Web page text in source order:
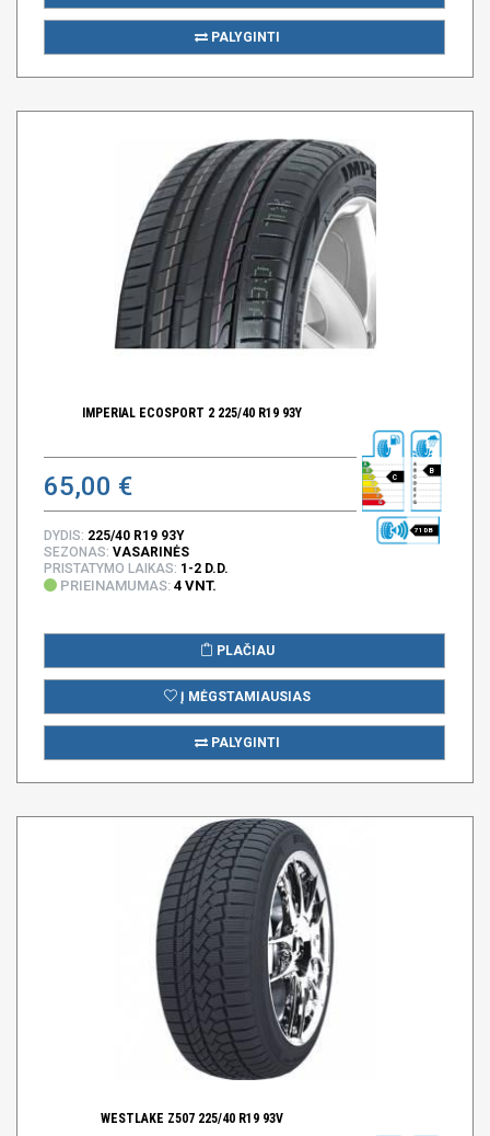
PALYGINTI
IMPERIAL ECOSPORT 2 225/40 R19 93Y
65,00 € C
B
71 DB
DYDIS: 225/40 R19 93Y
SEZONAS: VASARINĖS
PRISTATYMO LAIKAS: 1-2 D.D.
PRIEINAMUMAS: 4 VNT.
PLAČIAU
Į MĖGSTAMIAUSIAS
PALYGINTI
WESTLAKE Z507 225/40 R19 93V